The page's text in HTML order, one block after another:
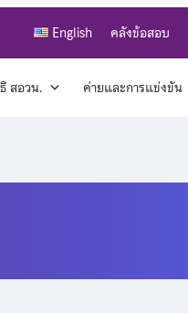
English คลังข้อสอบ
สอวน. ค่ายและการแข่งขัน